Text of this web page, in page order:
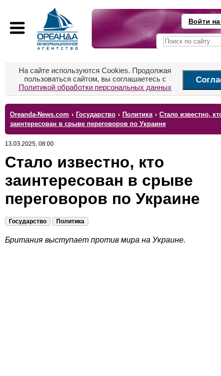
Войти
На сайте используются Cookies. Продолжая
пользоваться сайтом, вы соглашаетесь с
Политикой обработки персональных данных
Oreanda-News.com › Государство › Политика › Стало известно,
заинтересован в срыве переговоров по Украине
13.03.2025, 08:00
Стало известно, кто
заинтересован в срыве
переговоров по Украине
Государство Политика
Британия выступает против мира на Украине.